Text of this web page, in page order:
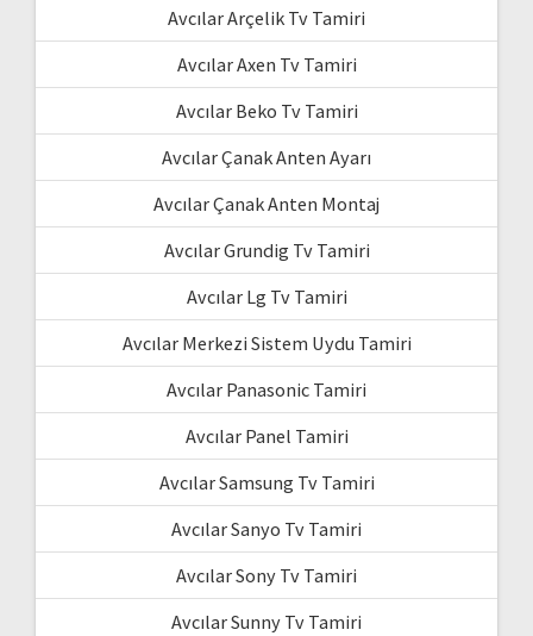
Avcılar Arçelik Tv Tamiri
Avcılar Axen Tv Tamiri
Avcılar Beko Tv Tamiri
Avcılar Çanak Anten Ayarı
Avcılar Çanak Anten Montaj
Avcılar Grundig Tv Tamiri
Avcılar Lg Tv Tamiri
Avcılar Merkezi Sistem Uydu Tamiri
Avcılar Panasonic Tamiri
Avcılar Panel Tamiri
Avcılar Samsung Tv Tamiri
Avcılar Sanyo Tv Tamiri
Avcılar Sony Tv Tamiri
Avcılar Sunny Tv Tamiri